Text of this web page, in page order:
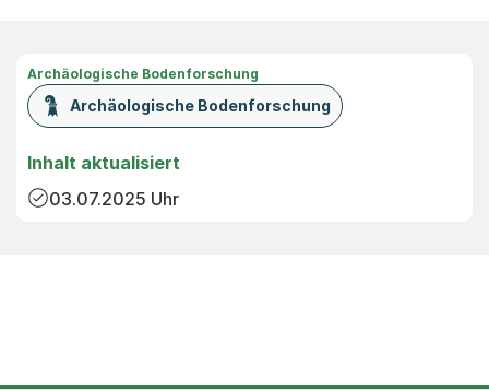
Archäologische Bodenforschung
Archäologische Bodenforschung
Inhalt aktualisiert
03.07.2025 Uhr